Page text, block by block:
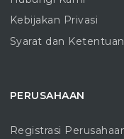
Kebijakan Privasi
Syarat dan Ketentuan
PERUSAHAAN
Registrasi